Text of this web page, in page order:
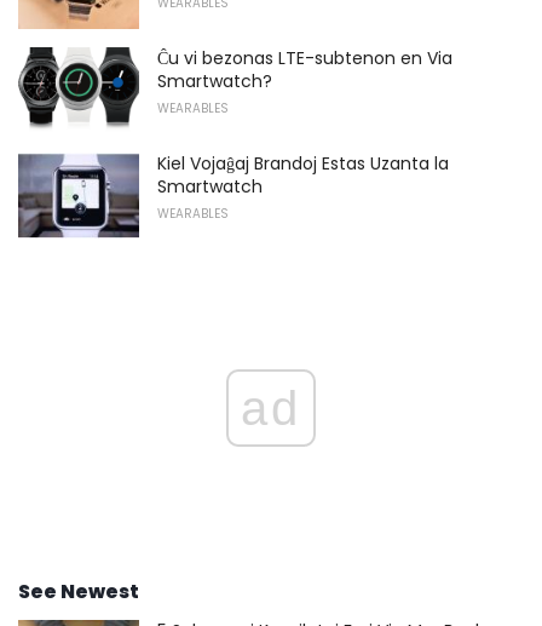
Ĉu vi bezonas LTE-subtenon en Via
Smartwatch?
WEARABLES
Kiel Vojaĝaj Brandoj Estas Uzanta la
Smartwatch
WEARABLES
ad
See Newest